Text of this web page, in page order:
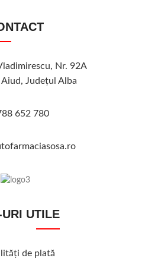
Nr. 92A
Aiud, Judeţul Alba
652 780
UTILE
de plată